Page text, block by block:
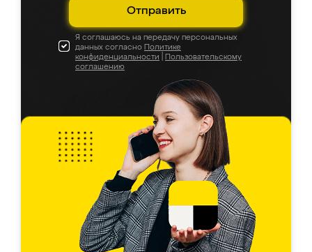
Отправить
Я соглашаюсь на передачу персональных
данных согласно Политике
конфиденциальности
Пользовательскому
соглашению